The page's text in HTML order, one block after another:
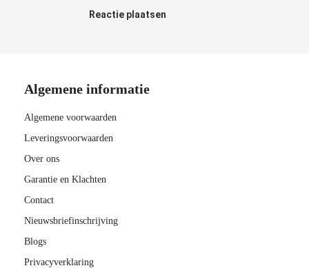
Reactie plaatsen
Algemene informatie
Algemene voorwaarden
Leveringsvoorwaarden
Over ons
Garantie en Klachten
Contact
Nieuwsbriefinschrijving
Blogs
Privacyverklaring